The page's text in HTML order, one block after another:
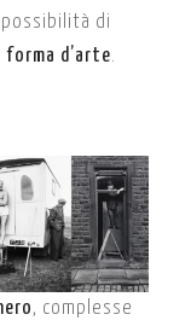
di
forma d’arte.
, complesse